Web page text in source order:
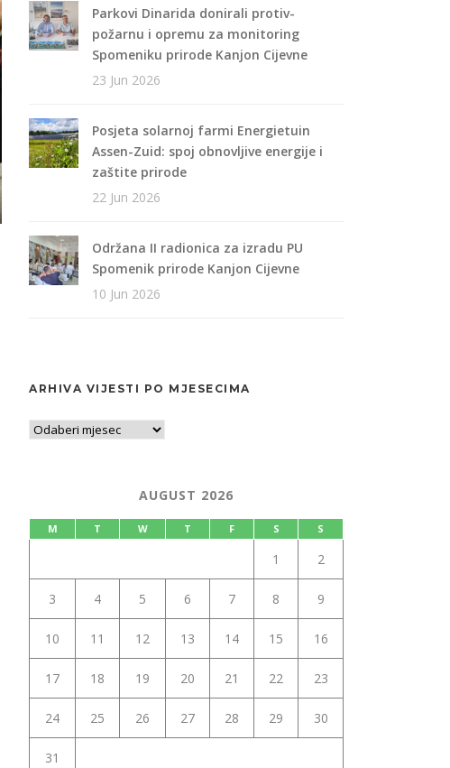
Parkovi Dinarida donirali protiv-
požarnu i opremu za monitoring
Spomeniku prirode Kanjon Cijevne
23 Jun 2026
Posjeta solarnoj farmi Energietuin
Assen-Zuid: spoj obnovljive energije i
zaštite prirode
22 Jun 2026
Održana II radionica za izradu PU
Spomenik prirode Kanjon Cijevne
10 Jun 2026
ARHIVA VIJESTI PO MJESECIMA
AUGUST 2026
M T W T F S S
1 2
3 4 5 6 7 8 9
10 11 12 13 14 15 16
17 18 19 20 21 22 23
24 25 26 27 28 29 30
31